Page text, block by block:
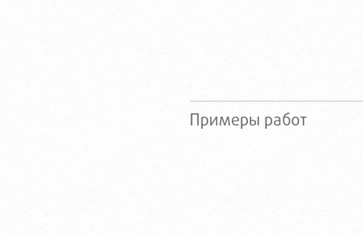
Примеры работ